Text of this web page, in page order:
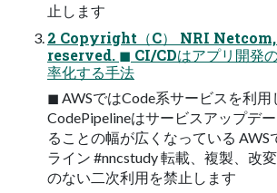
止します
2 Copyright（C） NRI
reserved. ◼ CI/CDはアプリ開発
率化する手法
◼ AWSではCode系サービスを利
CodePipelineはサービスアップデ
ることの幅が広くなっている
ライン #nncstudy 転載、複製、改
のない二次利用を禁止します